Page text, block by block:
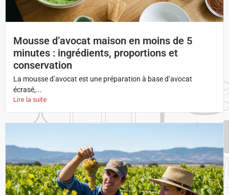
Mousse d’avocat maison en moins de 5
minutes : ingrédients, proportions et
conservation
La mousse d’avocat est une préparation à base d’avocat
écrasé,...
Lire la suite